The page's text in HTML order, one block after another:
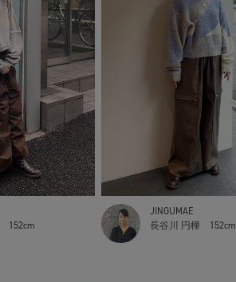
152cm
JINGUMAE
長谷川 円樺
152cm